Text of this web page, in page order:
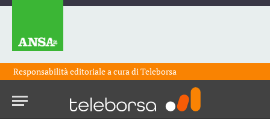
Responsabilità editoriale a cura diTeleborsa